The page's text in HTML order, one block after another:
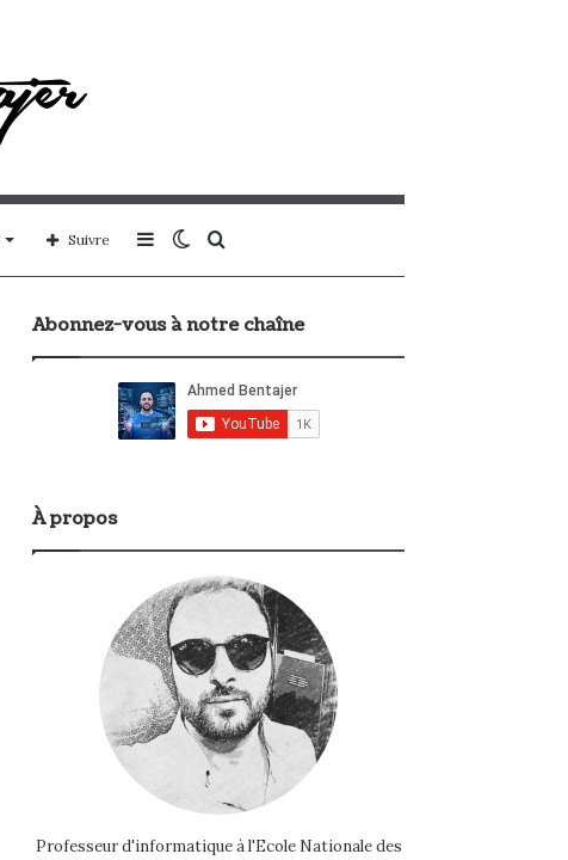
Switch
skin
Sidebar
(barre
latérale)
Suivre
Abonnez-vous à notre chaîne
À propos
Professeur d'informatique à l'Ecole Nationale des